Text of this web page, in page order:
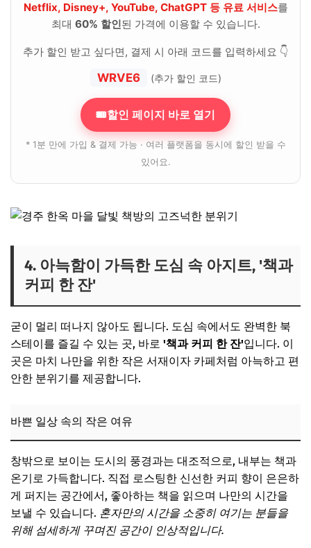
Netflix, Disney+, YouTube, ChatGPT 등 유료 서비스를
최대 60% 할인된 가격에 이용할 수 있습니다.
추가 할인 받고 싶다면, 결제 시 아래 코드를 입력하세요 👇
WRVE6 (추가 할인 코드)
🎟할인 페이지 바로 열기
* 1분 만에 가입 & 결제 가능 · 여러 플랫폼을 동시에 할인 받을 수
있어요.
4. 아늑함이 가득한 도심 속 아지트, '책과
커피 한 잔'
굳이 멀리 떠나지 않아도 됩니다. 도심 속에서도 완벽한 북
스테이를 즐길 수 있는 곳, 바로 '책과 커피 한 잔'입니다. 이
곳은 마치 나만을 위한 작은 서재이자 카페처럼 아늑하고 편
안한 분위기를 제공합니다.
바쁜 일상 속의 작은 여유
창밖으로 보이는 도시의 풍경과는 대조적으로, 내부는 책과
온기로 가득합니다. 직접 로스팅한 신선한 커피 향이 은은하
게 퍼지는 공간에서, 좋아하는 책을 읽으며 나만의 시간을
보낼 수 있습니다. 혼자만의 시간을 소중히 여기는 분들을
위해 섬세하게 꾸며진 공간이 인상적입니다.